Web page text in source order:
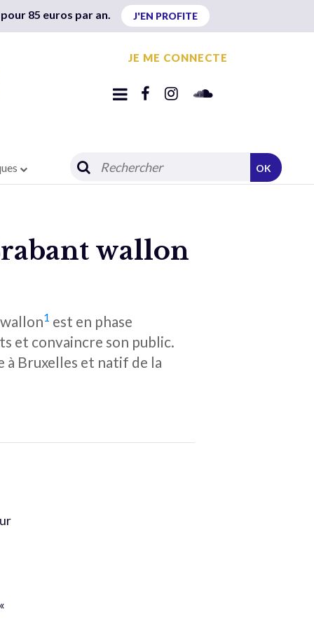
85 euros par an. J'EN PROFITE
JE ME CONNECTE
OK
wallon
1 est en phase
et convaincre son public.
Bruxelles et natif de la